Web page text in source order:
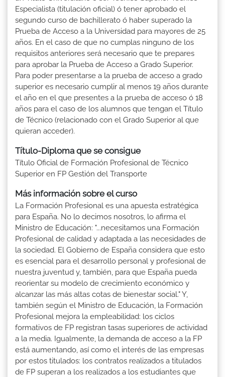
Especialista (titulación oficial) ó tener aprobado el
segundo curso de bachillerato ó haber superado la
Prueba de Acceso a la Universidad para mayores de 25
años. En el caso de que no cumplas ninguno de los
requisitos anteriores será necesario que te prepares
para aprobar la Prueba de Acceso a Grado Superior.
Para poder presentarse a la prueba de acceso a grado
superior es necesario cumplir al menos 19 años durante
el año en el que presentes a la prueba de acceso ó 18
años para el caso de los alumnos que tengan el Título
de Técnico (relacionado con el Grado Superior al que
quieran acceder).
Título-Diploma que se consigue
Título Oficial de Formación Profesional de Técnico
Superior en FP Gestión del Transporte
Más información sobre el curso
La Formación Profesional es una apuesta estratégica
para España. No lo decimos nosotros, lo afirma el
Ministro de Educación: "...necesitamos una Formación
Profesional de calidad y adaptada a las necesidades de
la sociedad. El Gobierno de España considera que esto
es esencial para el desarrollo personal y profesional de
nuestra juventud y, también, para que España pueda
reorientar su modelo de crecimiento económico y
alcanzar las más altas cotas de bienestar social." Y,
también según el Ministro de Educación, la Formación
Profesional mejora la empleabilidad: los ciclos
formativos de FP registran tasas superiores de actividad
a la media. Igualmente, la demanda de acceso a la FP
está aumentando, así como el interés de las empresas
por estos titulados: los contratos realizados a titulados
de FP superan a los realizados a los estudiantes que